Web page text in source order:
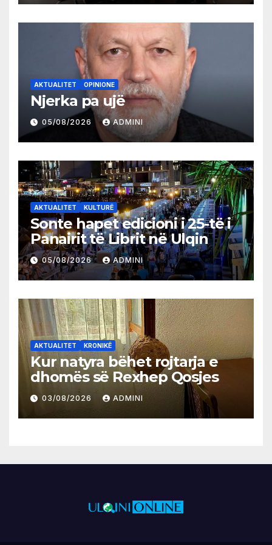
AKTUALITET OPINIONE
Njerka pa ujë
05/08/2026 ADMINI
AKTUALITET KULTURË
Sonte hapet edicioni i 25-të i
Panairit të Librit në Ulqin
05/08/2026 ADMINI
AKTUALITET KRONIKË
Kur natyra bëhet rojtarja e
dhomës së Rexhep Qosjes
03/08/2026 ADMINI